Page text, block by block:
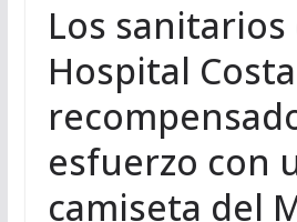
Los sanitarios
Hospital
esfuerzo con
camiseta del